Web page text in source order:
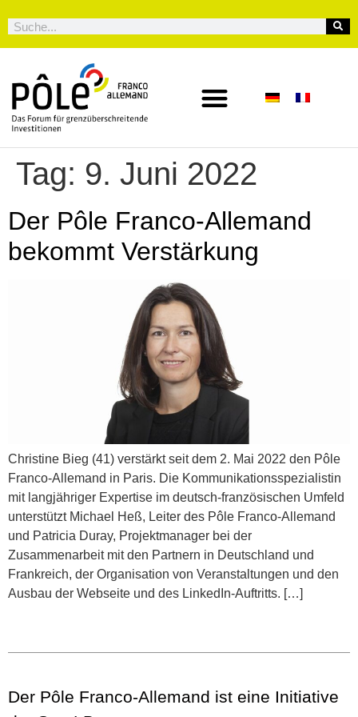
Tag: 9. Juni 2022
Der Pôle Franco-Allemand
bekommt Verstärkung
Christine Bieg (41) verstärkt seit dem 2. Mai 2022 den Pôle
Franco-Allemand in Paris. Die Kommunikationsspezialistin
mit langjähriger Expertise im deutsch-französischen Umfeld
unterstützt Michael Heß, Leiter des Pôle Franco-Allemand
und Patricia Duray, Projektmanager bei der
Zusammenarbeit mit den Partnern in Deutschland und
Frankreich, der Organisation von Veranstaltungen und den
Ausbau der Webseite und des LinkedIn-Auftritts. […]
Der Pôle Franco-Allemand ist eine Initiative